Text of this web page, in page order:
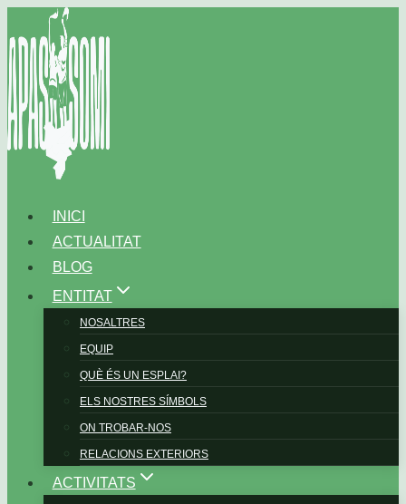
al
contingut
INICI
ACTUALITAT
BLOG
ENTITAT
NOSALTRES
EQUIP
QUÈ ÉS UN ESPLAI?
ELS NOSTRES SÍMBOLS
ON TROBAR-NOS
RELACIONS EXTERIORS
ACTIVITATS